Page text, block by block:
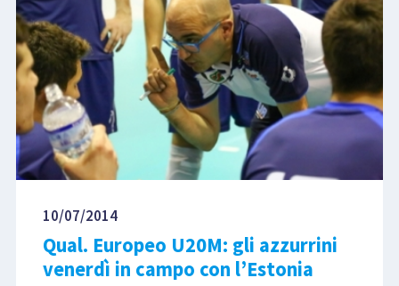
10/07/2014
Qual. Europeo U20M: gli azzurrini
venerdì in campo con l’Estonia